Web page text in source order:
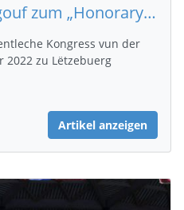
De Jeannot KAISER gouf zum „Honorary Member of the EHF“ ernannt
Kongress vun der
2022 zu Lëtzebuerg
Artikel anzeigen